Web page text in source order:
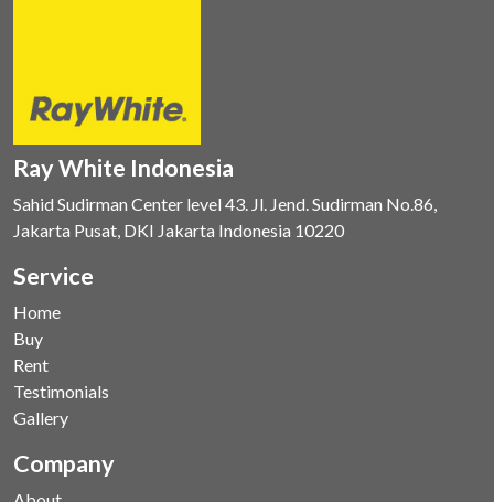
Ray White Indonesia
Sahid Sudirman Center level 43. Jl. Jend. Sudirman No.86,
Jakarta Pusat, DKI Jakarta Indonesia 10220
Service
Home
Buy
Rent
Testimonials
Gallery
Company